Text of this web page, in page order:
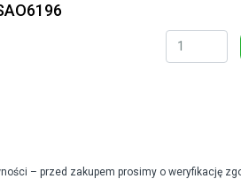
– przed zakupem prosimy o weryfikację